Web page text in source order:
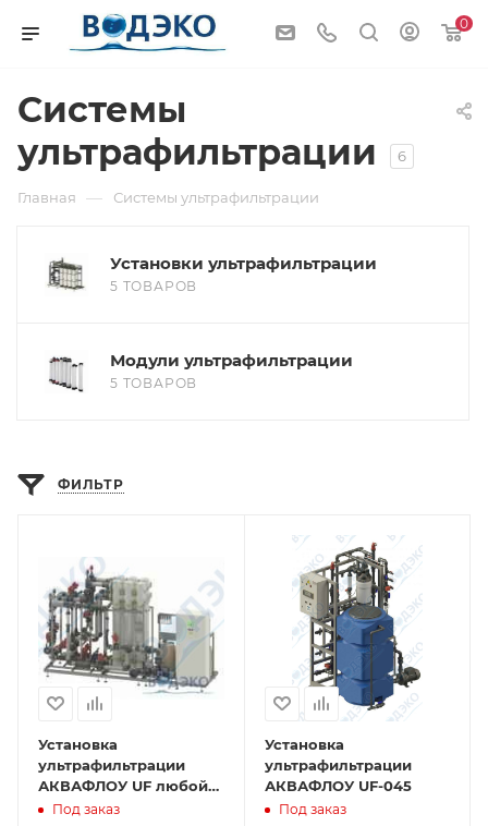
0
Системы
ультрафильтрации
6
Главная — Системы ультрафильтрации
Установки ультрафильтрации
5 ТОВАРОВ
Модули ультрафильтрации
5 ТОВАРОВ
ФИЛЬТР
Установка
ультрафильтрации
АКВАФЛОУ UF любой
производительности
Под заказ
Установка
ультрафильтрации
АКВАФЛОУ UF-045
Под заказ